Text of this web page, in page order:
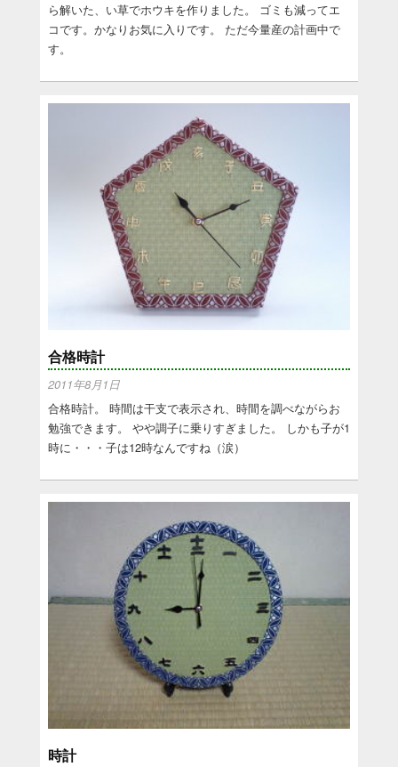
ら解いた、い草でホウキを作りました。 ゴミも減ってエ
コです。かなりお気に入りです。 ただ今量産の計画中で
す。
合格時計
2011年8月1日
合格時計。 時間は干支で表示され、時間を調べながらお
勉強できます。 やや調子に乗りすぎました。 しかも子が1
時に・・・子は12時なんですね（涙）
時計